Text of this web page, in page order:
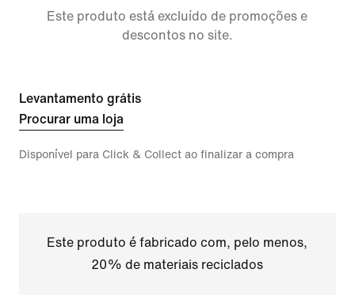
Este produto está excluído de promoções e
descontos no site.
Levantamento grátis
Procurar uma loja
Disponível para Click & Collect ao finalizar a compra
Este produto é fabricado com, pelo menos,
20% de materiais reciclados